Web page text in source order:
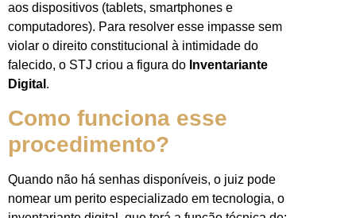
aos dispositivos (tablets, smartphones e
computadores). Para resolver esse impasse sem
violar o direito constitucional à intimidade do
falecido, o STJ criou a figura do Inventariante
Digital .
Como funciona esse
procedimento?
Quando não há senhas disponíveis, o juiz pode
nomear um perito especializado em tecnologia, o